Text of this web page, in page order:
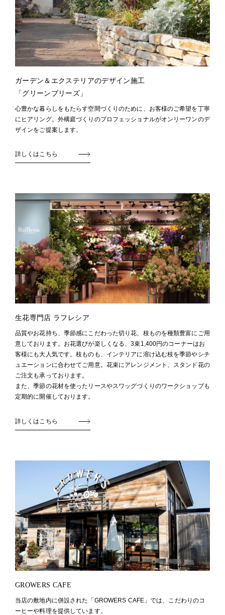
ガーデン＆エクステリアのデザイン施工
「グリーンブリーズ」
心豊かな暮らしをもたらす空間づくりのために、お客様のご希望を丁寧
にヒアリング。外構庭づくりのプロフェッショナルがオンリーワンのデ
ザインをご提案します。
詳しくはこちら
生花専門店 ラフレシア
品質やお花持ち、季節感にこだわった切り花、枝ものを種類豊富にご用
意しております。お花選びが楽しくなる、3束1,400円のコーナーはお
客様にも大人気です。枝ものも、インテリアに溶け込む枝を季節やシチ
ュエーションに合わせてご用意。花束にアレンジメント、スタンド花の
ご注文も承っております。
また、季節の花材を使ったリースやスワッグづくりのワークショップも
定期的に開催しております。
詳しくはこちら
GROWERS CAFE
当店の敷地内に併設された「GROWERS CAFE」では、こだわりのコ
ーヒーや料理を提供しています。